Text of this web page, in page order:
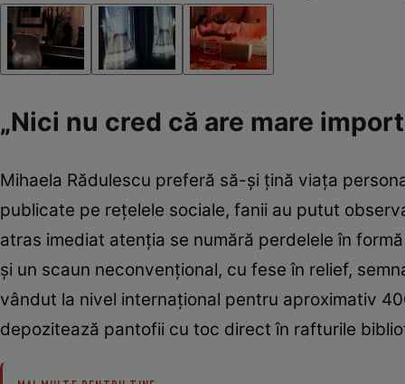
„Nici nu cred că are mare
Mihaela Rădulescu preferă să-și țină viața
publicate pe rețelele sociale, fanii au putut
atras imediat atenția se numără perdelele în
și un scaun neconvențional, cu fese în relief,
vândut la nivel internațional pentru aproximativ
depozitează pantofii cu toc direct în rafturile